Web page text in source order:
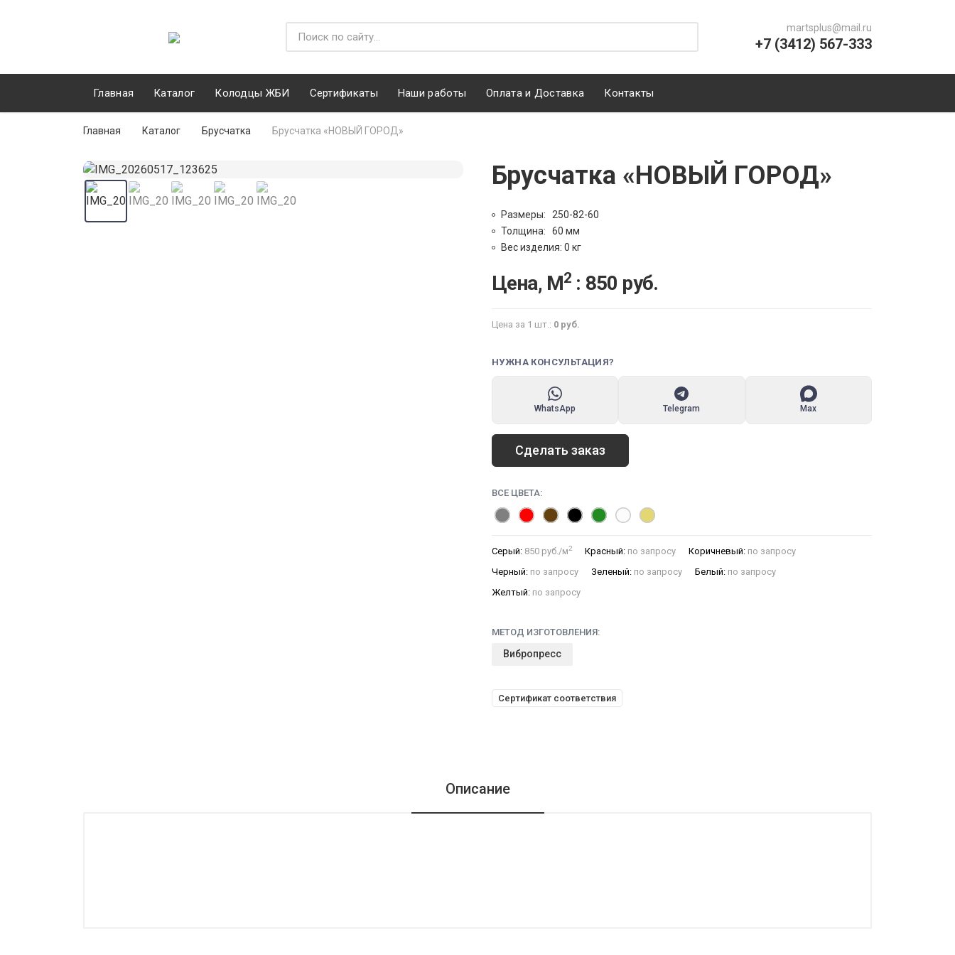
martsplus@mail.ru
+7 (3412) 567-333
Главная Каталог Колодцы ЖБИ Сертификаты Наши работы Оплата и Доставка Контакты
Главная Каталог Брусчатка Брусчатка «НОВЫЙ ГОРОД»
Брусчатка «НОВЫЙ ГОРОД»
Размеры: 250-82-60
Толщина: 60 мм
Вес изделия: 0 кг
Цена, М2 : 850 руб.
Цена за 1 шт.: 0 руб.
НУЖНА КОНСУЛЬТАЦИЯ?
WhatsApp Telegram Max
Сделать заказ
ВСЕ ЦВЕТА:
Серый: 850 руб./м2 Красный: по запросу Коричневый: по запросу
Черный: по запросу Зеленый: по запросу Белый: по запросу
Желтый: по запросу
МЕТОД ИЗГОТОВЛЕНИЯ:
Вибропресс
Сертификат соответствия
Описание